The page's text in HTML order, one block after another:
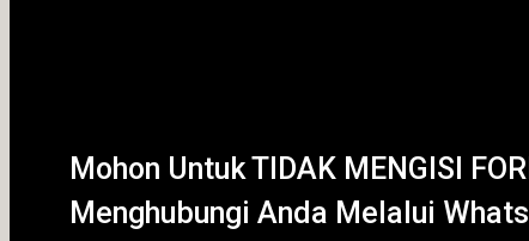
Mohon Untuk TIDAK MENGISI
Menghubungi Anda Melalui